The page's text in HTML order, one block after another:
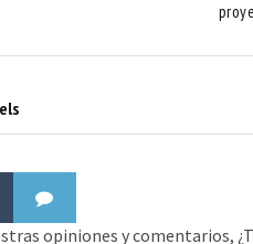
opiniones y comentarios,